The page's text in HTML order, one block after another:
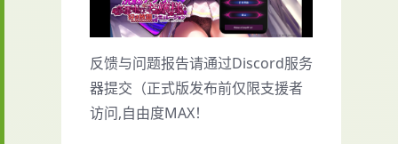
反馈与问题报告请通过Discord服务
器提交（正式版发布前仅限支援者
访问,自由度MAX！